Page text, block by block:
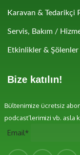
Karavan & Tedarikçi
Servis, Bakım /
Etkinlikler & Şölenler
Bize katılın!
Bültenimize ücretsiz
podcast’lerimizi vb. asla
Email*